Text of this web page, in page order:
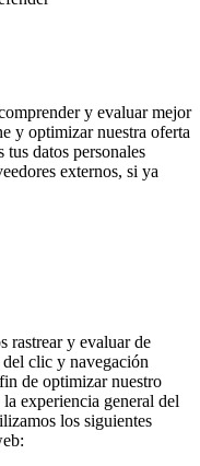
y evaluar mejor
y optimizar nuestra oferta
datos personales
externos, si ya
rastrear y evaluar de
clic y navegación
de optimizar nuestro
experiencia general del
los siguientes